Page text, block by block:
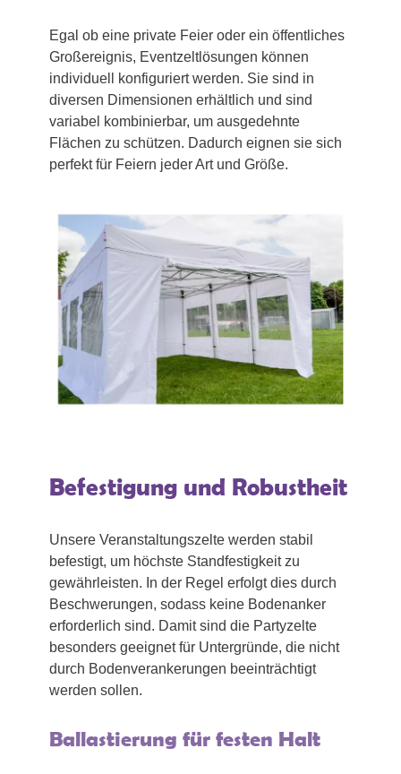
Egal ob eine private Feier oder ein öffentliches
Großereignis, Eventzeltlösungen können
individuell konfiguriert werden. Sie sind in
diversen Dimensionen erhältlich und sind
variabel kombinierbar, um ausgedehnte
Flächen zu schützen. Dadurch eignen sie sich
perfekt für Feiern jeder Art und Größe.
Befestigung und Robustheit
Unsere Veranstaltungszelte werden stabil
befestigt, um höchste Standfestigkeit zu
gewährleisten. In der Regel erfolgt dies durch
Beschwerungen, sodass keine Bodenanker
erforderlich sind. Damit sind die Partyzelte
besonders geeignet für Untergründe, die nicht
durch Bodenverankerungen beeinträchtigt
werden sollen.
Ballastierung für festen Halt